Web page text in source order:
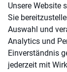
(20P) E-
Aggr.0EK.A
(7M3)
(LV1)
Unsere Website
Sie
Auswahl und
Analytics und
Einverständnis
jederzeit mit